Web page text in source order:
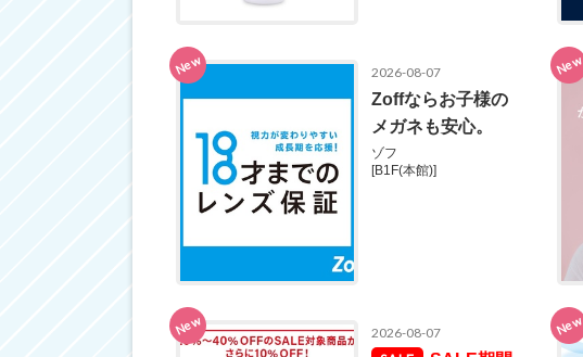
New 2026-08-07
Zoffならお子様の
メガネも安心。
ゾフ
[B1F(本館)]
New
New 2026-08-07 New